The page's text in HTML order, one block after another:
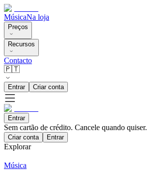
MúsicaNa loja
Preços
Recursos
Contacto
🇵🇹
Entrar Criar conta
Entrar
Sem cartão de crédito. Cancele quando quiser.
Criar conta Entrar
Explorar
Música